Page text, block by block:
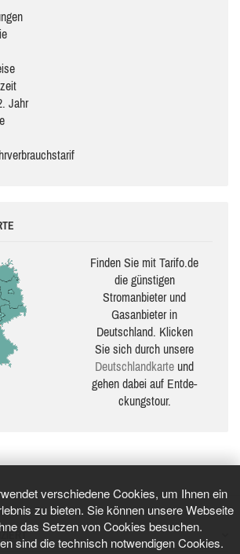
verschiedene Cookies, um Ihnen ein
zu bieten. Sie können unsere Webseite
das Setzen von Cookies besuchen.
sind die technisch notwendigen Cookies.
Jahr
Finden Sie mit Tarifo.de
die güns­ti­gen
Stromanbieter und
Gasanbieter in
Deutschland. Klicken
Sie sich durch unsere
Deutsch­land­karte und
gehen dabei auf Ent­de­
ckungs­tour.